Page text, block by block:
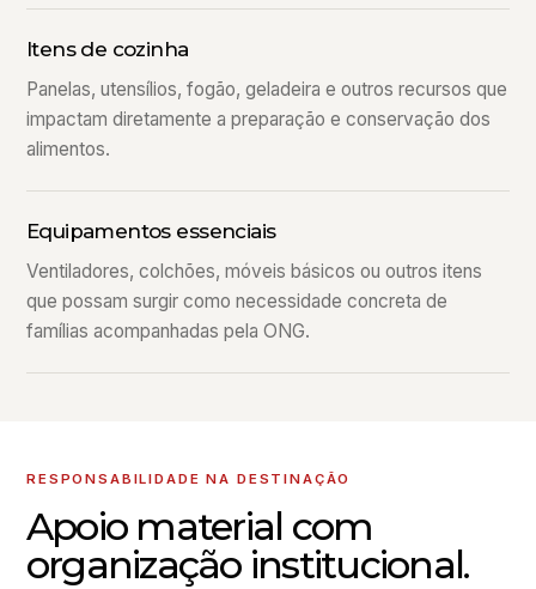
Itens de cozinha
Panelas, utensílios, fogão, geladeira e outros recursos que
impactam diretamente a preparação e conservação dos
alimentos.
Equipamentos essenciais
Ventiladores, colchões, móveis básicos ou outros itens
que possam surgir como necessidade concreta de
famílias acompanhadas pela ONG.
RESPONSABILIDADE NA DESTINAÇÃO
Apoio material com
organização institucional.